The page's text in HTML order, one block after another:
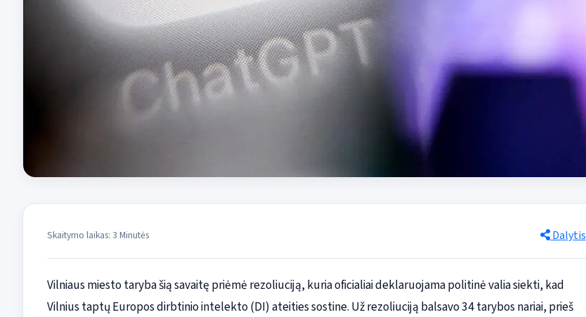
Skaitymo laikas: 3 Minutės Dalytis
Vilniaus miesto taryba šią savaitę priėmė rezoliuciją, kuria oficialiai deklaruojama politinė valia siekti, kad
Vilnius taptų Europos dirbtinio intelekto (DI) ateities sostine. Už rezoliuciją balsavo 34 tarybos nariai, prieš